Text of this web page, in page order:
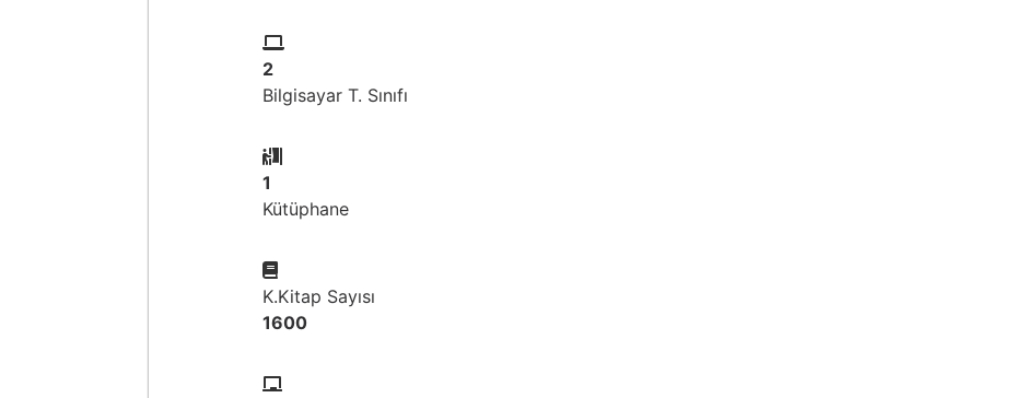
2
Bilgisayar T. Sınıfı
1
Kütüphane
K.Kitap Sayısı
1600